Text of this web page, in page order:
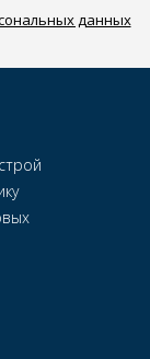
данных